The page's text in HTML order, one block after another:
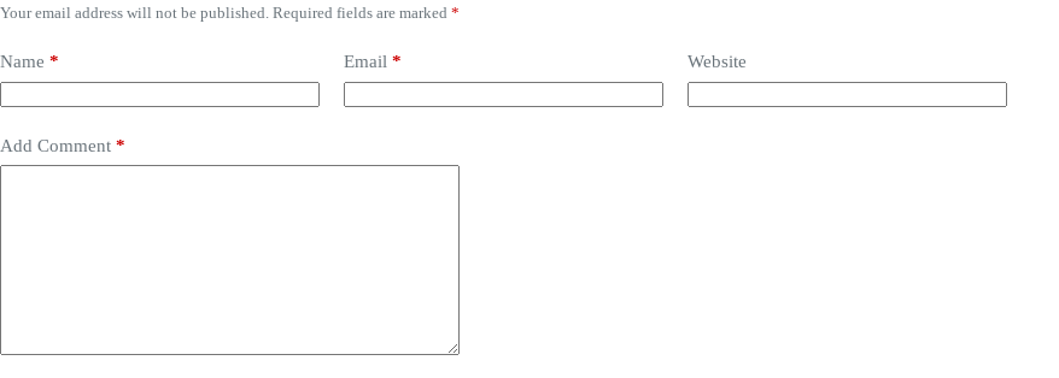
Your email address will not be published. Required fields are marked *
Name * Email * Website
Add Comment *